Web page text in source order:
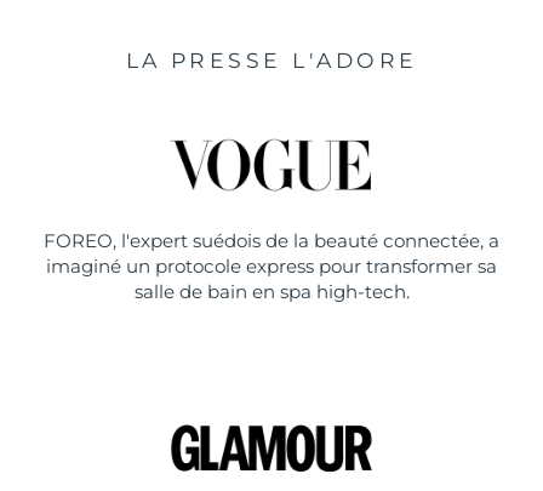
LA PRESSE L'ADORE
FOREO, l'expert suédois de la beauté connectée, a
imaginé un protocole express pour transformer sa
salle de bain en spa high-tech.